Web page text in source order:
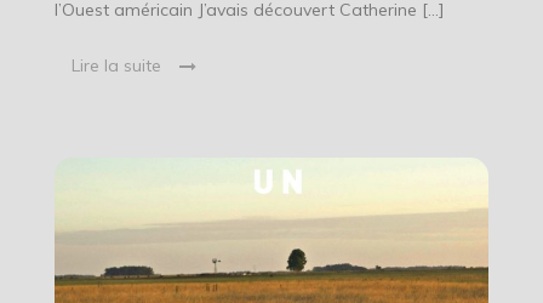
l’Ouest américain J’avais découvert Catherine […]
Lire la suite